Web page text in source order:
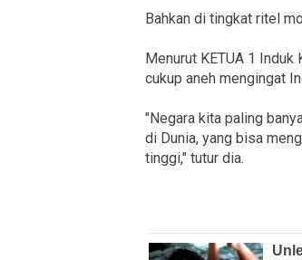
Bahkan di tingkat ritel
Menurut KETUA 1
cukup aneh mengingat
"Negara kita paling
di Dunia, yang bisa
tinggi," tutur dia.